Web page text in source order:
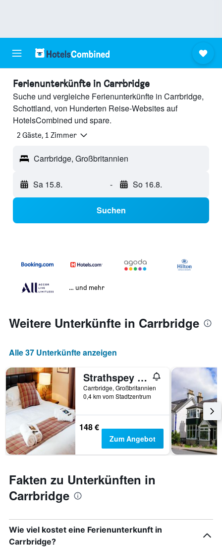
Ferienunterkünfte in Carrbridge
Suche und vergleiche Ferienunterkünfte in Carrbridge,
Schottland, von Hunderten Reise-Websites auf
HotelsCombined und spare.
2 Gäste, 1 Zimmer
Carrbridge, Großbritannien
Sa 15.8. - So 16.8.
Suchen
… und mehr
Weitere Unterkünfte in Carrbridge
Alle 37 Unterkünfte anzeigen
Strathspey Cottage
Carrbridge, Großbritannien
0,4 km vom Stadtzentrum
148 €
Zum Angebot
Fakten zu Unterkünften in
Carrbridge
Wie viel kostet eine Ferienunterkunft in
Carrbridge?